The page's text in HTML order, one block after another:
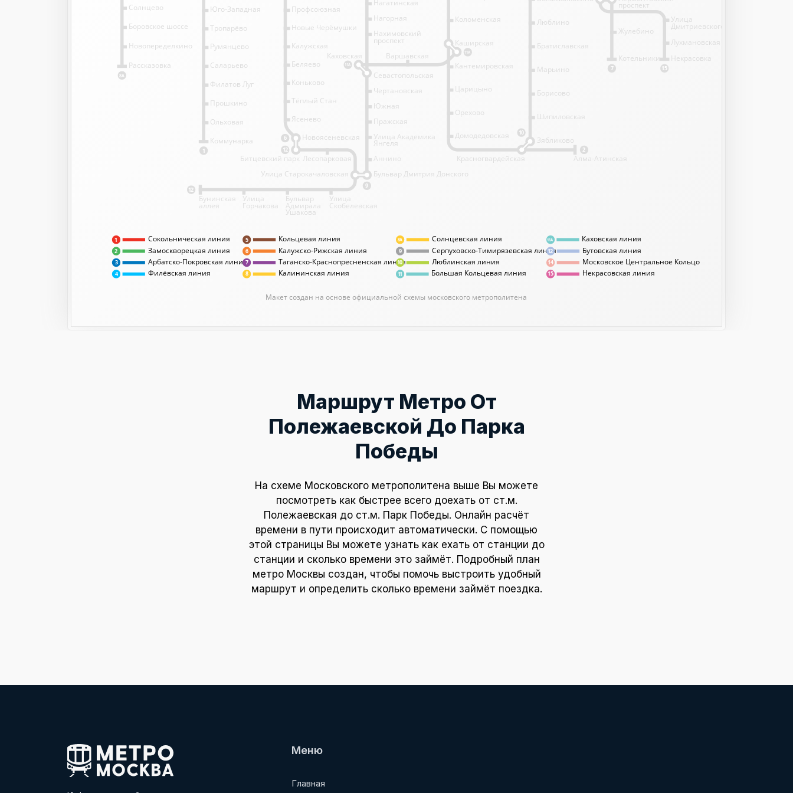
Сокольническая линия
Замоскворецкая линия
Арбатско-Покровская линия
Филёвская линия
Кольцевая линия
Калужско-Рижская линия
Таганско-Краснопресненская линия
Калининская линия
Солнцевская линия
Серпуховско-Тимирязевская линия
Люблинская линия
Каховская линия
Бутовская линия
Московское Центральное Кольцо
Макет создан на основе официальной схемы московского метрополитена
2
3
11А
Большая Кольцевая линия
8
9
10
7
6 12
8А
11
14
5
4
1
15 Некрасовская линия
7
2
10
11А
11А
9
6
12
12
1
8А
15
Профсоюзная
Новые Черёмушки
Калужская
Беляево
Коньково
Тёплый Стан
Ясенево
Новоясеневская
Нагатинская
Нагорная
Нахимовский
проспект
Севастопольская
Чертановская
Южная
Пражская
Улица Академика
Янгеля
проспект
Жулебино
Котельники
Люблино
Братиславская
Марьино
Борисово
Шипиловская
Зябликово
Коломенская
Каширская
Кантемировская
Царицыно
Орехово
Домодедовская
Красногвардейская Алма-Атинская
Аннино
Бульвар Дмитрия Донского
Саларьево
Румянцево
Тропарёво
Юго-Западная
Варшавская
Битцевский парк Лесопарковая
Улица Старокачаловская
Улица
Скобелевская
Бульвар
Адмирала
Ушакова
Улица
Горчакова
Бунинская
аллея
Каховская
Рассказовка
Новопеределкино
Боровское шоссе
Солнцево
Улица
Дмитриевского
Лухмановская
Некрасовка
Филатов Луг
Прошкино
Ольховая
Коммунарка
Маршрут Метро От
Полежаевской До Парка
Победы
На схеме Московского метрополитена выше Вы можете
посмотреть как быстрее всего доехать от ст.м.
Полежаевская до ст.м. Парк Победы. Онлайн расчёт
времени в пути происходит автоматически. С помощью
этой страницы Вы можете узнать как ехать от станции до
станции и сколько времени это займёт. Подробный план
метро Москвы создан, чтобы помочь выстроить удобный
маршрут и определить сколько времени займёт поездка.
Меню
Главная